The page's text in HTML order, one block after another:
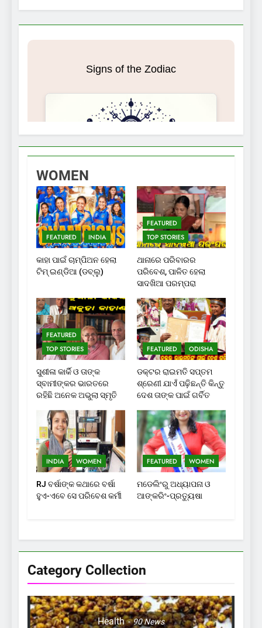
WOMEN
FEATURED INDIA
କାହା ପାଇଁ ଚାମ୍ପିଅନ ହେଲା
ଟିମ୍ ଇଣ୍ଡିଆ (ଡବ୍ଲୁ)
FEATURED
TOP STORIES
ଥାନାରେ ପରିବାରର
ପରିବେଶ, ପାଳିତ ହେଲା
ସାଦଖିଆ ପରମ୍ପରା
FEATURED
TOP STORIES
ସୁଶୀଳା କାର୍କି ଓ ତାଙ୍କ
ସ୍ବାମୀଙ୍କର ଭାରତରେ
ରହିଛି ଅନେକ ଅଭୁଲା ସ୍ମୃତି
FEATURED ODISHA
ଡକ୍ଟର ରାଇମତି ସପ୍ତମ
ଶ୍ରେଣୀ ଯାଏଁ ପଢ଼ିଛନ୍ତି କିନ୍ତୁ
ଦେଶ ତାଙ୍କ ପାଇଁ ଗର୍ବିତ
INDIA WOMEN
RJ ବର୍ଷାଙ୍କ କଥାରେ ବର୍ଷା
ହୁଏ-ଏବେ ସେ ପରିବେଶ କର୍ମୀ
FEATURED WOMEN
ମଡେଲିଂରୁ ଅଧ୍ୟାପନା ଓ
ଆଙ୍କରିଂ-ପ୍ରତ୍ୟୁଷା
Category Collection
Health 90News